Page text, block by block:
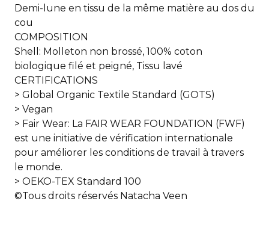
Demi-lune en tissu de la même matière au dos du
cou
COMPOSITION
Shell: Molleton non brossé, 100% coton
biologique filé et peigné, Tissu lavé
CERTIFICATIONS
> Global Organic Textile Standard (GOTS)
> Vegan
> Fair Wear: La FAIR WEAR FOUNDATION (FWF)
est une initiative de vérification internationale
pour améliorer les conditions de travail à travers
le monde.
> OEKO-TEX Standard 100
©Tous droits réservés Natacha Veen